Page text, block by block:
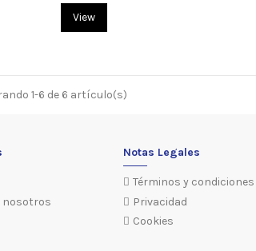
View
1-6 de 6 artículo(s)
nosotros
Notas Legales
Términos y condiciones
Privacidad
Cookies